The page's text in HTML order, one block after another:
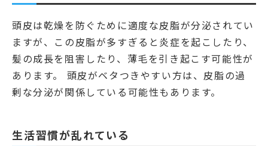
頭皮は乾燥を防ぐために適度な皮脂が分泌されてい
ますが、この皮脂が多すぎると炎症を起こしたり、
髪の成長を阻害したり、薄毛を引き起こす可能性が
あります。 頭皮がベタつきやすい方は、皮脂の過
剰な分泌が関係している可能性もあります。
生活習慣が乱れている